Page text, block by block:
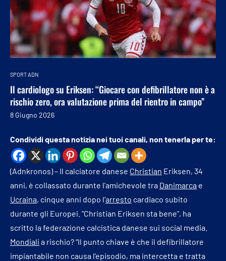
SPORT ADN
Il cardiologo su Eriksen: “Giocare con defibrillatore non è a
rischio zero, ora valutazione prima del rientro in campo”
8 Giugno 2026
Condividi questa notizia nei tuoi canali, non tenerla per te:
(Adnkronos) – Il calciatore danese Christian Eriksen, 34
anni, è collassato durante l’amichevole tra Danimarca e
Ucraina, cinque anni dopo l’arresto cardiaco subito
durante gli Europei. “Christian Eriksen sta bene”, ha
scritto la federazione calcistica danese sui social media.
Mondiali a rischio? “Il punto chiave è che il defibrillatore
impiantabile non causa l’episodio, ma intercetta e tratta